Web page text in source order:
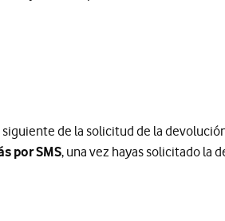
de la solicitud de la
por SMS, una vez hayas solicitado la